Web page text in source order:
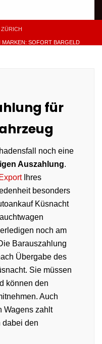
SOFORT BARGELD
für
noch eine
Auszahlung.
Ihres
besonders
Küsnacht
noch am
Barauszahlung
Übergabe des
Sie müssen
können den
Auch
Wagens zahlt
dabei den